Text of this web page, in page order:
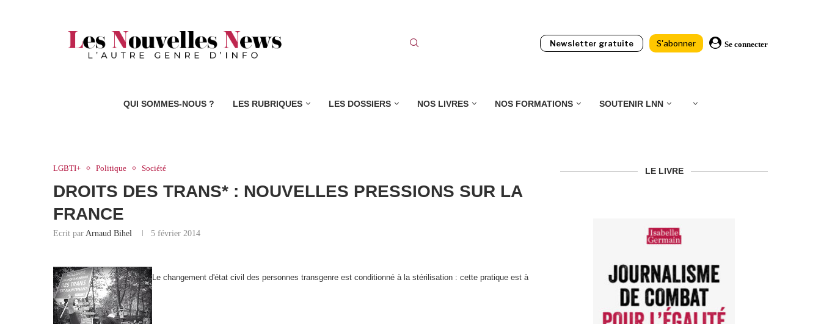
Newsletter gratuite S'abonner Se connecter
QUI SOMMES-NOUS ? LES RUBRIQUES LES DOSSIERS NOS LIVRES NOS FORMATIONS SOUTENIR LNN
LGBTI+ Politique Société
DROITS DES TRANS* : NOUVELLES PRESSIONS SUR LA
FRANCE
Ecrit par Arnaud Bihel 5 février 2014
Le changement d'état civil des personnes transgenre est conditionné à la stérilisation : cette pratique est à
LE LIVRE